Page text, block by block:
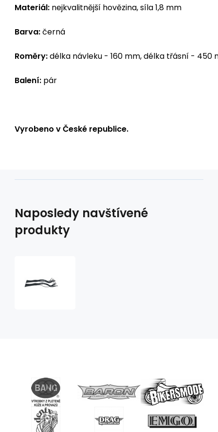
Materiál: nejkvalitnější hovězina, síla 1,8 mm
Barva:černá
Roměry:délka návleku - 160 mm, délka třásní - 450
Balení: pár
Vyrobeno v České republice.
Naposledy navštívené
produkty